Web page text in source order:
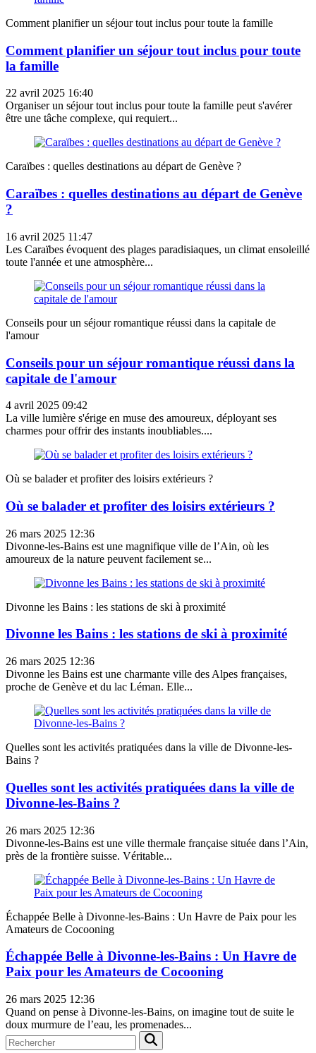
Comment planifier un séjour tout inclus pour toute la famille
Comment planifier un séjour tout inclus pour toute
la famille
22 avril 2025 16:40
Organiser un séjour tout inclus pour toute la famille peut s'avérer
être une tâche complexe, qui requiert...
Caraïbes : quelles destinations au départ de Genève ?
Caraïbes : quelles destinations au départ de Genève
?
16 avril 2025 11:47
Les Caraïbes évoquent des plages paradisiaques, un climat ensoleillé
toute l'année et une atmosphère...
Conseils pour un séjour romantique réussi dans la capitale de
l'amour
Conseils pour un séjour romantique réussi dans la
capitale de l'amour
4 avril 2025 09:42
La ville lumière s'érige en muse des amoureux, déployant ses
charmes pour offrir des instants inoubliables....
Où se balader et profiter des loisirs extérieurs ?
Où se balader et profiter des loisirs extérieurs ?
26 mars 2025 12:36
Divonne-les-Bains est une magnifique ville de l’Ain, où les
amoureux de la nature peuvent facilement se...
Divonne les Bains : les stations de ski à proximité
Divonne les Bains : les stations de ski à proximité
26 mars 2025 12:36
Divonne les Bains est une charmante ville des Alpes françaises,
proche de Genève et du lac Léman. Elle...
Quelles sont les activités pratiquées dans la ville de Divonne-les-
Bains ?
Quelles sont les activités pratiquées dans la ville de
Divonne-les-Bains ?
26 mars 2025 12:36
Divonne-les-Bains est une ville thermale française située dans l’Ain,
près de la frontière suisse. Véritable...
Échappée Belle à Divonne-les-Bains : Un Havre de Paix pour les
Amateurs de Cocooning
Échappée Belle à Divonne-les-Bains : Un Havre de
Paix pour les Amateurs de Cocooning
26 mars 2025 12:36
Quand on pense à Divonne-les-Bains, on imagine tout de suite le
doux murmure de l’eau, les promenades...